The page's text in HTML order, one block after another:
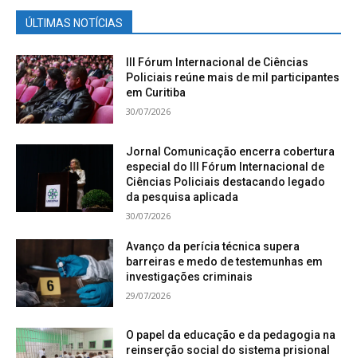
ÚLTIMAS NOTÍCIAS
III Fórum Internacional de Ciências
Policiais reúne mais de mil participantes
em Curitiba
30/07/2026
Jornal Comunicação encerra cobertura
especial do III Fórum Internacional de
Ciências Policiais destacando legado
da pesquisa aplicada
30/07/2026
Avanço da perícia técnica supera
barreiras e medo de testemunhas em
investigações criminais
29/07/2026
O papel da educação e da pedagogia na
reinserção social do sistema prisional